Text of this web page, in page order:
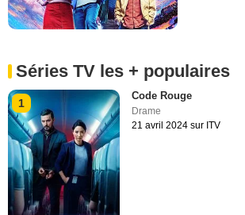
Séries TV les + populaires
1
Code Rouge
Drame
21 avril 2024 sur ITV